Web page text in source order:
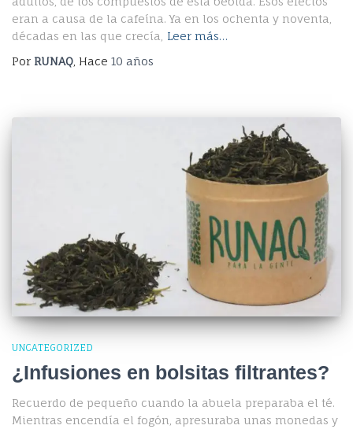
eran a causa de la cafeína. Ya en los ochenta y noventa,
décadas en las que crecía,
Leer más…
Por RUNAQ , Hace 10 años
UNCATEGORIZED
¿Infusiones en bolsitas filtrantes?
Recuerdo de pequeño cuando la abuela preparaba el té.
Mientras encendía el fogón, apresuraba unas monedas y